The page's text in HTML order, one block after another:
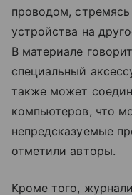
проводом,
устройства на
В материале
специальный
также может
компьютеров, что
непредсказуемые
отметили авторы.
Кроме того,